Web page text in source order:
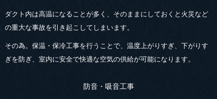
ダクト内は高温になることが多く、そのままにしておくと火災など
の重大な事故を引き起こしてしまいます。
その為。保温・保冷工事を行うことで、温度上がりすぎ、下がりす
ぎを防ぎ、室内に安全で快適な空気の供給が可能になります。
防音・吸音工事